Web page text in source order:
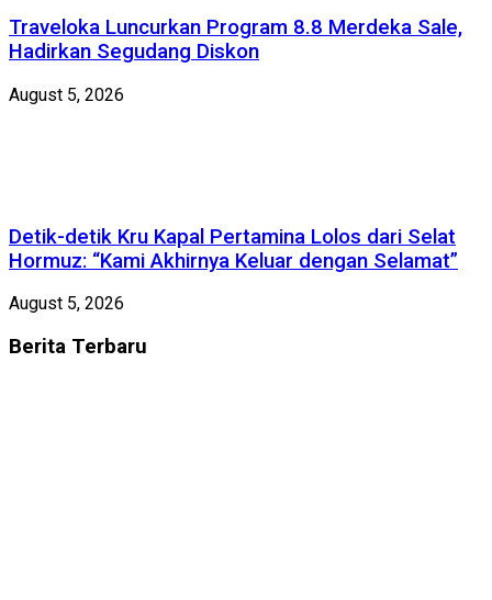
Traveloka Luncurkan Program 8.8 Merdeka Sale,
Hadirkan Segudang Diskon
August 5, 2026
Detik-detik Kru Kapal Pertamina Lolos dari Selat
Hormuz: “Kami Akhirnya Keluar dengan Selamat”
August 5, 2026
Berita Terbaru